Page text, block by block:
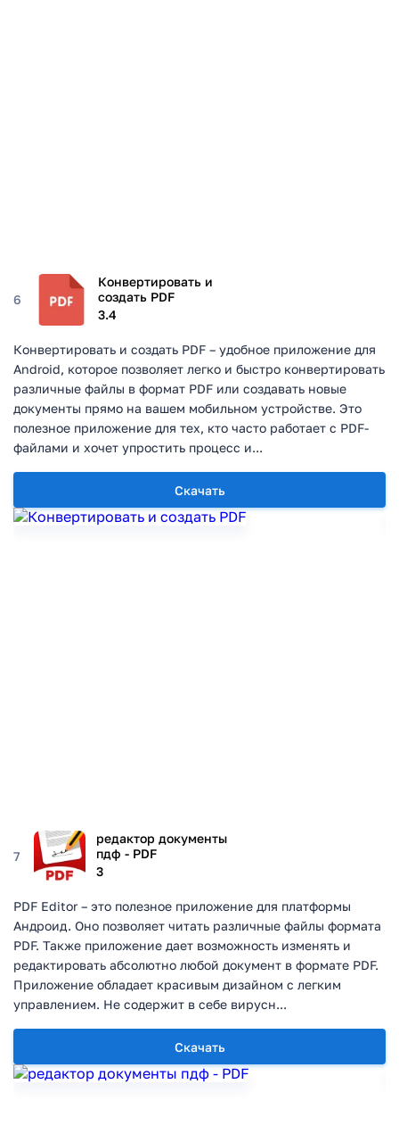
6
Конвертировать и
создать PDF
3.4
Скачать
Конвертировать и создать PDF – удобное приложение для
Android, которое позволяет легко и быстро конвертировать
различные файлы в формат PDF или создавать новые
документы прямо на вашем мобильном устройстве. Это
полезное приложение для тех, кто часто работает с PDF-
файлами и хочет упростить процесс и...
7
редактор документы
пдф - PDF
3
Скачать
PDF Editor – это полезное приложение для платформы
Андроид. Оно позволяет читать различные файлы формата
PDF. Также приложение дает возможность изменять и
редактировать абсолютно любой документ в формате PDF.
Приложение обладает красивым дизайном с легким
управлением. Не содержит в себе вирусн...